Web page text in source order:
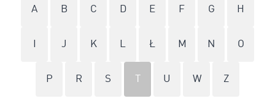
A B C D E F G H
J K L Ł M N O
P R S U W Z